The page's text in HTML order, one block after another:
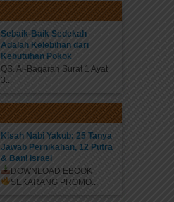
Sebaik-Baik Sedekah
Adalah Kelebihan dari
Kebutuhan Pokok
QS. Al-Baqarah Surat 1 Ayat
3...
Kisah Nabi Yakub: 25 Tanya
Jawab Pernikahan, 12 Putra
& Bani Israel
DOWNLOAD EBOOK
SEKARANG PROMO...